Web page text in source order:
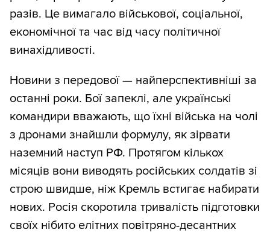
разів. Це вимагало військової, соціальної,
економічної та час від часу політичної
винахідливості.
Новини з передової — найперспективніші за
останні роки. Бої запеклі, але українські
командири вважають, що їхні війська на чолі
з дронами знайшли формулу, як зірвати
наземний наступ РФ. Протягом кількох
місяців вони виводять російських солдатів зі
строю швидше, ніж Кремль встигає набирати
нових. Росія скоротила тривалість підготовки
своїх нібито елітних повітряно-десантних